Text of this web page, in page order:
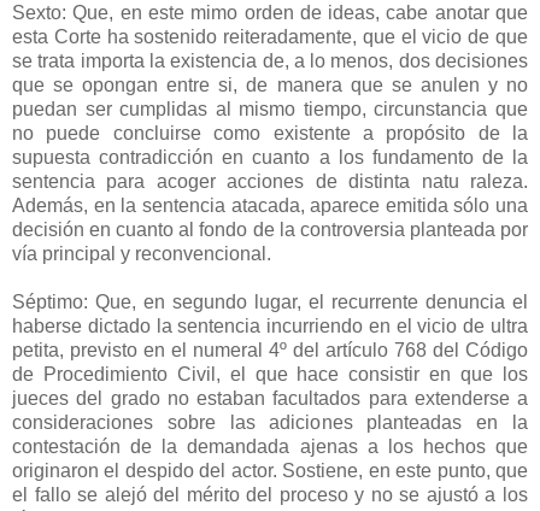
Sexto: Que, en este mimo orden de ideas, cabe anotar que
esta Corte ha sostenido reiteradamente, que el vicio de que
se trata importa la existencia de, a lo menos, dos decisiones
que se opongan entre si, de manera que se anulen y no
puedan ser cumplidas al mismo tiempo, circunstancia que
no puede concluirse como existente a propósito de la
supuesta contradicción en cuanto a los fundamento de la
sentencia para acoger acciones de distinta natu raleza.
Además, en la sentencia atacada, aparece emitida sólo una
decisión en cuanto al fondo de la controversia planteada por
vía principal y reconvencional.
Séptimo: Que, en segundo lugar, el recurrente denuncia el
haberse dictado la sentencia incurriendo en el vicio de ultra
petita, previsto en el numeral 4º del artículo 768 del Código
de Procedimiento Civil, el que hace consistir en que los
jueces del grado no estaban facultados para extenderse a
consideraciones sobre las adiciones planteadas en la
contestación de la demandada ajenas a los hechos que
originaron el despido del actor. Sostiene, en este punto, que
el fallo se alejó del mérito del proceso y no se ajustó a los